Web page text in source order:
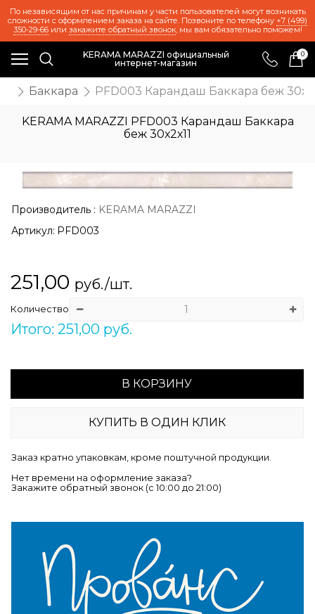
По независящим от нас причинам у части пользователей могут возникать
сложности с оформлением заказа на сайте. Позвоните по телефону +7 (499)
350-29-66или закажите обратный звонок, мы вам обязательно поможем!
KERAMA MARAZZI официальный
интернет-магазин
0
Баккара PFD003 Карандаш Баккара беж
KERAMA MARAZZI PFD003 Карандаш Баккара
беж 30х2х11
Производитель : KERAMA MARAZZI
Артикул: PFD003
251,00 руб./шт.
Количество
Итого: 251,00 руб.
В КОРЗИНУ
КУПИТЬ В ОДИН КЛИК
Заказ кратно упаковкам, кроме поштучной продукции.
Нет времени на оформление заказа?
Закажите обратный звонок (c 10:00 до 21:00)